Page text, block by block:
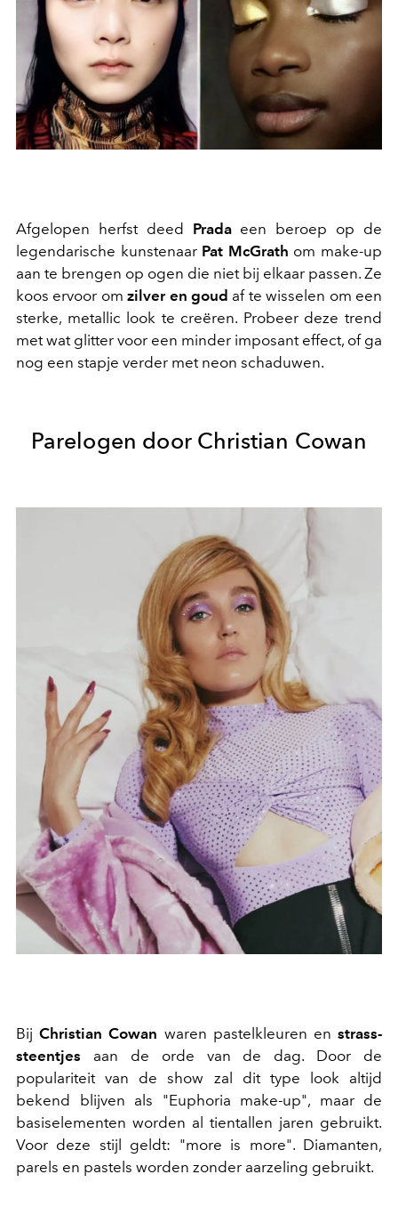
Afgelopen herfst deed Pradaeen beroep op de
legendarische kunstenaar Pat McGrath om make-up
aan te brengen op ogen die niet bij elkaar passen. Ze
koos ervoor om zilver en goud af te wisselen om een
sterke, metallic look te creëren. Probeer deze trend
met wat glitter voor een minder imposant effect, of ga
nog een stapje verder met neon schaduwen.
Parelogen door Christian Cowan
BijChristian Cowan waren pastelkleuren en strass-
steentjes aan de orde van de dag. Door de
populariteit van de show zal dit type look altijd
bekend blijven als "Euphoria make-up", maar de
basiselementen worden al tientallen jaren gebruikt.
Voor deze stijl geldt: "more is more". Diamanten,
parels en pastels worden zonder aarzeling gebruikt.